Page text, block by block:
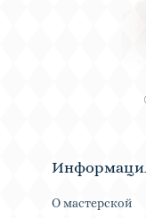
О мастерской